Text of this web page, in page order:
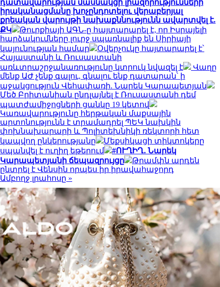
դատավարության մասնակցի լիազորությունների
իրականացմանը խոչընդոտելու վերաբերյալ
քրեական վարույթի նախաքննությունն ավարտվել է.
ՔԿ
Թուրքիայի ԱԳՆ-ը հայտարարել է, որ Իսրայելի
հարձակումները լուրջ սպառնալիք են Սիրիայի
կայունության համար
Օվերչուկը հայտարարել է՝
Հայաստանի և Ռուսաստանի
առևտրաշրջանառությունը կտրուկ նվազել է
Վաղը
մենք ԱԺ չենք գալու, գնալու ենք դատարան՝ ի
աջակցություն Վեհափառի. Նարեկ Կարապետյան
Մեծ Բրիտանիան ընդլայնել է Ռուսաստանի դեմ
պատժամիջոցների ցանկը 19 կետով
Կառավարությունը հերթական մաքսային
արտոնությունն է տրամադրել ՊԵԿ նախկին
փոխնախարարի և Պոլիտեխնիկի ռեկտորի հետ
կապվող ընկերությանը
Մեքսիկացի տիկտոկերը
սպանվել է ուղիղ եթերում
#ՈՒՂԻՂ․ Նարեկ
Կարապետյանի ճեպազրույցը
Թրամփն արդեն
ընտրել է Վենսին որպես իր իրավահաջորդ
Ամբողջ լրահոսը »